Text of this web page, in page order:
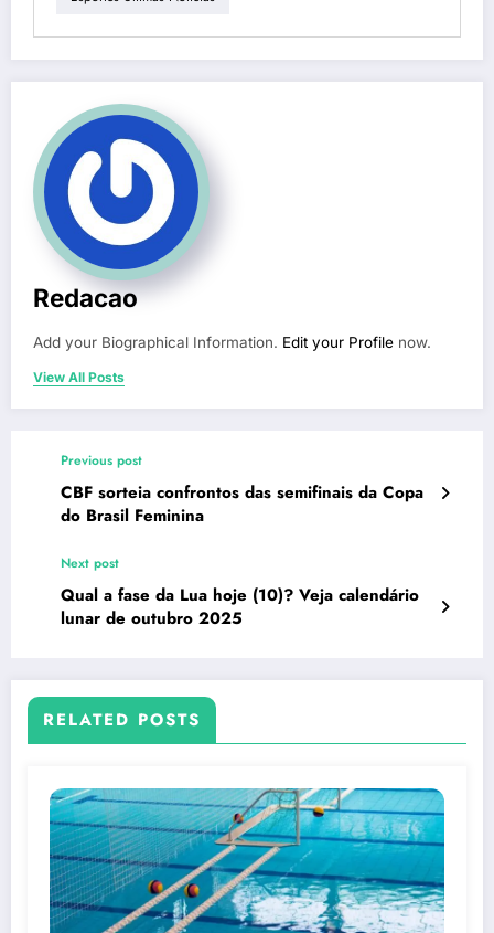
Redacao
Add your Biographical Information. Edit your Profile now.
View All Posts
Previous post
CBF sorteia confrontos das semifinais da Copa
do Brasil Feminina
Next post
Qual a fase da Lua hoje (10)? Veja calendário
lunar de outubro 2025
RELATED POSTS